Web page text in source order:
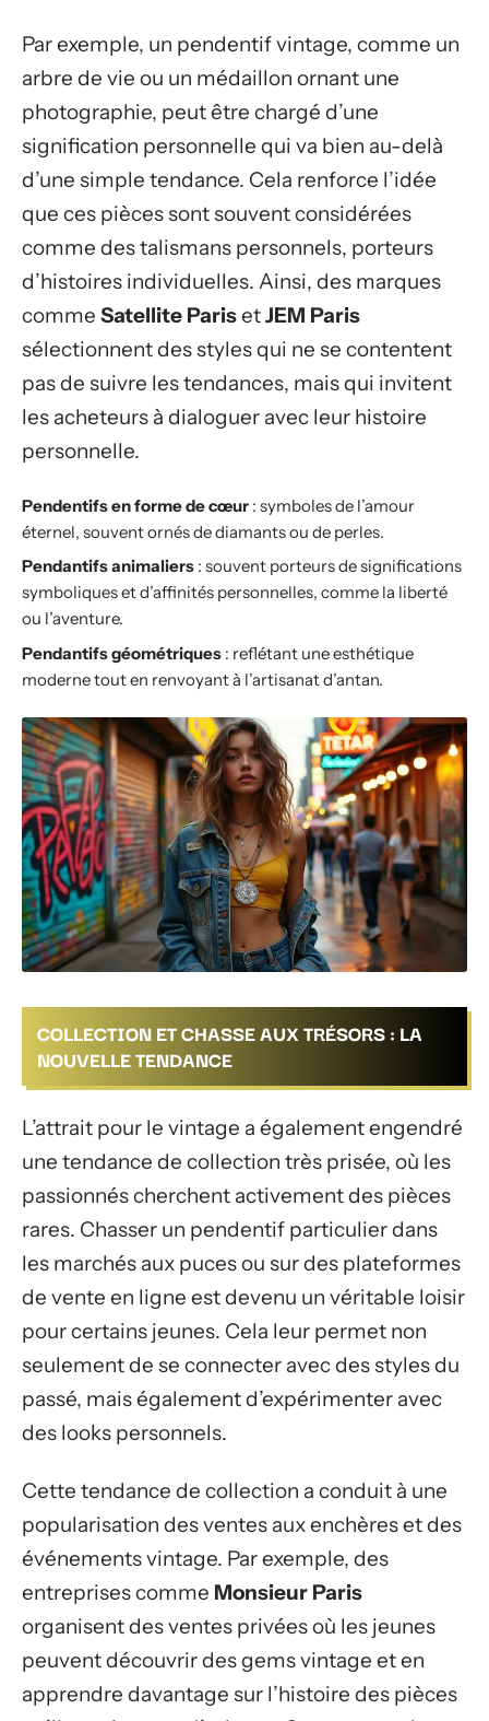
Par exemple, un pendentif vintage, comme un
arbre de vie ou un médaillon ornant une
photographie, peut être chargé d’une
signification personnelle qui va bien au-delà
d’une simple tendance. Cela renforce l’idée
que ces pièces sont souvent considérées
comme des talismans personnels, porteurs
d’histoires individuelles. Ainsi, des marques
comme Satellite ParisetJEM Paris
sélectionnent des styles qui ne se contentent
pas de suivre les tendances, mais qui invitent
les acheteurs à dialoguer avec leur histoire
personnelle.
Pendentifs en forme de cœur : symboles de l’amour
éternel, souvent ornés de diamants ou de perles.
Pendantifs animaliers : souvent porteurs de significations
symboliques et d’affinités personnelles, comme la liberté
ou l’aventure.
Pendantifs géométriques : reflétant une esthétique
moderne tout en renvoyant à l’artisanat d’antan.
COLLECTION ET CHASSE AUX TRÉSORS : LA
NOUVELLE TENDANCE
L’attrait pour le vintage a également engendré
une tendance de collection très prisée, où les
passionnés cherchent activement des pièces
rares. Chasser un pendentif particulier dans
les marchés aux puces ou sur des plateformes
de vente en ligne est devenu un véritable loisir
pour certains jeunes. Cela leur permet non
seulement de se connecter avec des styles du
passé, mais également d’expérimenter avec
des looks personnels.
Cette tendance de collection a conduit à une
popularisation des ventes aux enchères et des
événements vintage. Par exemple, des
entreprises comme Monsieur Paris
organisent des ventes privées où les jeunes
peuvent découvrir des gems vintage et en
apprendre davantage sur l’histoire des pièces